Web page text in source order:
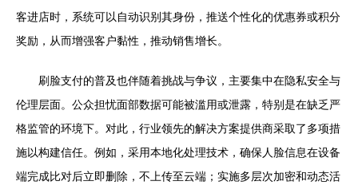
客进店时，系统可以自动识别其身份，推送个性化的优惠券或积分
奖励，从而增强客户黏性，推动销售增长。
刷脸支付的普及也伴随着挑战与争议，主要集中在隐私安全与
伦理层面。公众担忧面部数据可能被滥用或泄露，特别是在缺乏严
格监管的环境下。对此，行业领先的解决方案提供商采取了多项措
施以构建信任。例如，采用本地化处理技术，确保人脸信息在设备
端完成比对后立即删除，不上传至云端；实施多层次加密和动态活